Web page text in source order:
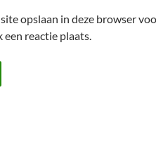
opslaan in deze browser
een reactie plaats.